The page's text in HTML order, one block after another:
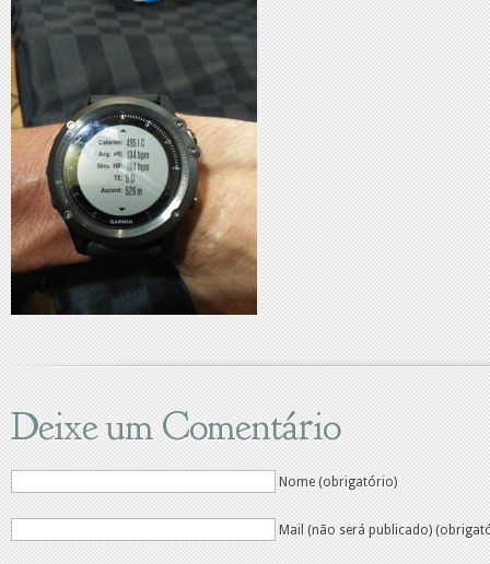
Deixe um Comentário
Nome (obrigatório)
Mail (não será publicado)